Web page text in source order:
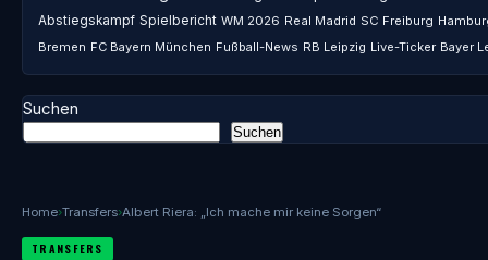
Home›Transfers›Albert Riera: „Ich mache mir keine Sorgen“
TRANSFERS
Abstiegskampf Spielbericht WM 2026 Real Madrid SC Freiburg
Bremen FC Bayern München Fußball-News RB Leipzig Live-Ticker Bayer
Suchen
Suchen